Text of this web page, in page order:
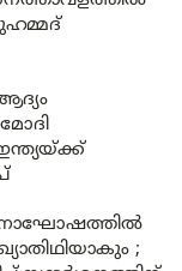
മുഹമ്മദ്
ദിനാഘോഷത്തിൽ
;